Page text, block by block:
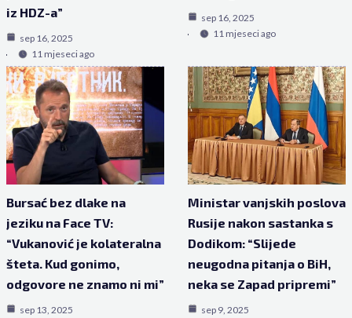
iz HDZ-a”
sep 16, 2025
11 mjeseci ago
sep 16, 2025
11 mjeseci ago
Bursać bez dlake na
jeziku na Face TV:
“Vukanović je kolateralna
šteta. Kud gonimo,
odgovore ne znamo ni mi”
sep 13, 2025
Ministar vanjskih poslova
Rusije nakon sastanka s
Dodikom: “Slijede
neugodna pitanja o BiH,
neka se Zapad pripremi”
sep 9, 2025